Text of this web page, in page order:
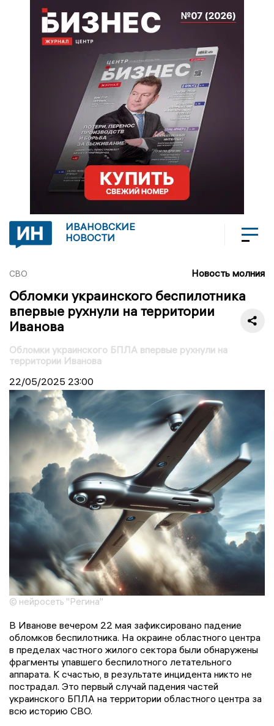
ИВАНОВСКИЕ
НОВОСТИ
СВО Новость молния
Обломки украинского беспилотника
впервые рухнули на территории
Иванова
Обломки украинского БПЛА впервые рухнули на
территории Иванова
22/05/2025 23:00
© нейросеть "Регина"
В Иванове вечером 22 мая зафиксировано падение
обломков беспилотника. На окраине областного центра
в пределах частного жилого сектора были обнаружены
фрагменты упавшего беспилотного летательного
аппарата. К счастью, в результате инцидента никто не
пострадал. Это первый случай падения частей
украинского БПЛА на территории областного центра за
всю историю СВО.